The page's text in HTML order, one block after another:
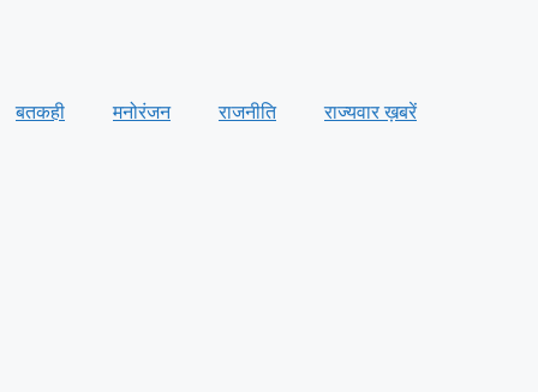
बतकही मनोरंजन राजनीति राज्यवार ख़बरें